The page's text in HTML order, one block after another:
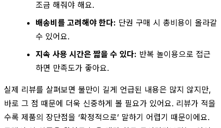
조금 해줘야 해요.
배송비를 고려해야 한다: 단권 구매 시 총비용이 올라갈
수 있어요.
지속 사용 시간은 짧을 수 있다: 반복 놀이용으로 접근
하면 만족도가 좋아요.
실제 리뷰를 살펴보면 불만이 길게 언급된 내용은 많지 않지만,
바로 그 점 때문에 더욱 신중하게 볼 필요가 있어요. 리뷰가 적을
수록 제품의 장단점을 ‘확정적으로’ 말하기 어렵기 때문이에요.